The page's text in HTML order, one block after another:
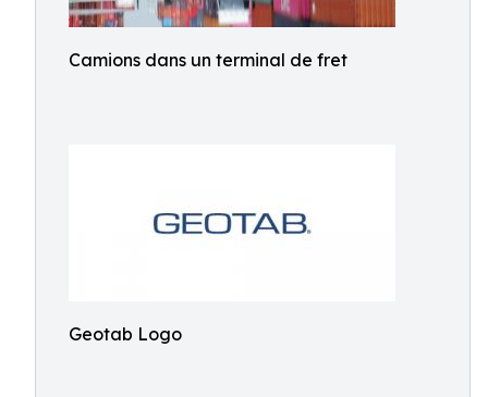
Camions dans un terminal de fret
Geotab Logo